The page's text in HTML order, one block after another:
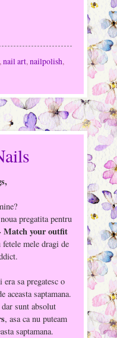
,nail art,nailpolish,
pregatita pentru
Match your outfit
mele dragi de
sa pregatesc o
aceasta saptamana.
sunt absolut
, asa ca nu puteam
saptamana.